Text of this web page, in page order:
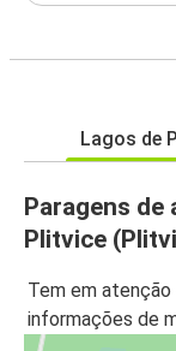
Lagos de
Paragens de
Plitvice
Tem em
informações de